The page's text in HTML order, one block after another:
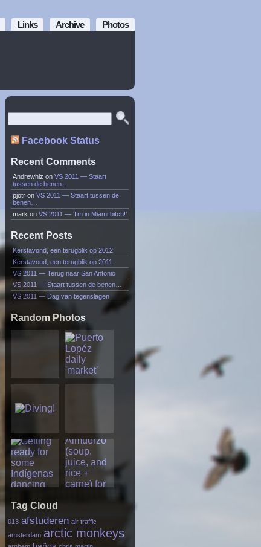
Links Archive Photos
Facebook Status
Recent Comments
Andrewhiz on VS 2011 — Staart
tussen de benen…
pjotron VS 2011 — Staart tussen de
benen…
mark on VS 2011 — ‘I’m in Miami bitch!’
Recent Posts
Kerstavond, een terugblik op 2012
Kerstavond, een terugblik op 2011
VS 2011 — Terug naar San Antonio
VS 2011 — Staart tussen de benen…
VS 2011 — Dag van tegenslagen
Random Photos
Tag Cloud
013 afstuderen air traffic
amsterdam arctic monkeys